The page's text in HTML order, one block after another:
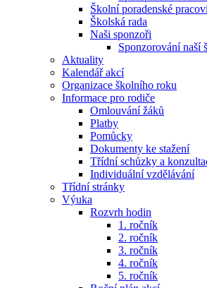
Školní poradenské
Školská rada
Naši sponzoři
Sponzorování naší
Aktuality
Kalendář akcí
Organizace školního roku
Informace pro rodiče
Omlouvání žáků
Platby
Pomůcky
Dokumenty ke stažení
Třídní schůzky a
Individuální vzdělávání
Třídní stránky
Výuka
Rozvrh hodin
1. ročník
2. ročník
3. ročník
4. ročník
5. ročník